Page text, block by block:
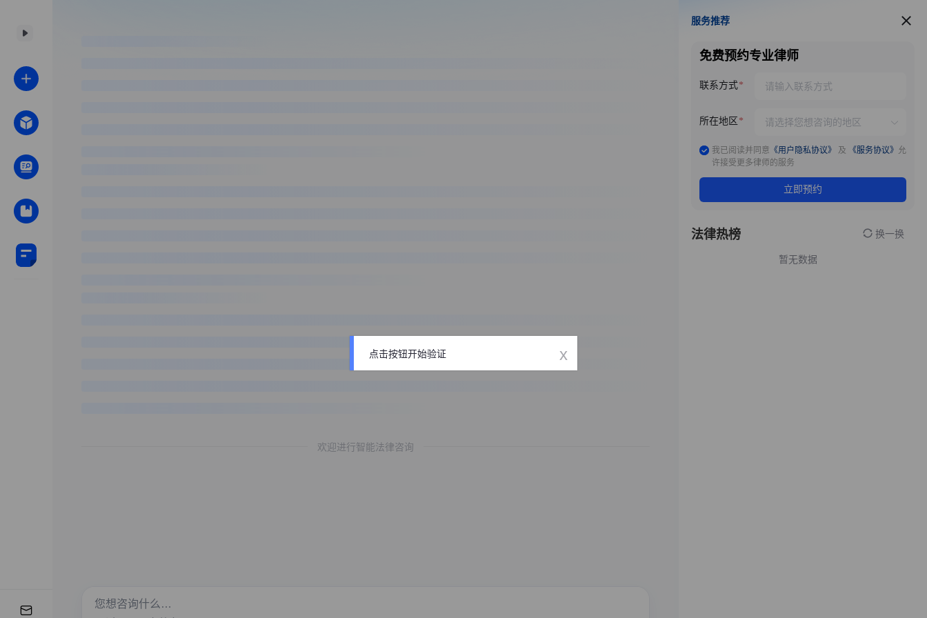
欢迎进行智能法律咨询
服务推荐
服务推荐
免费预约专业律师
联系方式
所在地区
我已阅读并同意 《用户隐私协议》 及 《服务协议》 允
许接受更多律师的服务
立即预约
法律热榜 换一换
暂无数据
点击按钮开始验证 x